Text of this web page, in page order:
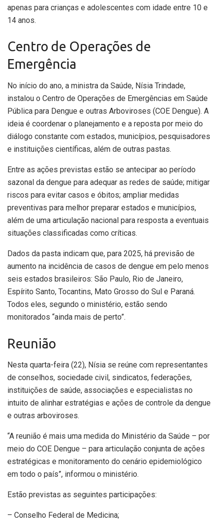
apenas para crianças e adolescentes com idade entre 10 e
14 anos.
Centro de Operações de
Emergência
No início do ano, a ministra da Saúde, Nísia Trindade,
instalou o Centro de Operações de Emergências em Saúde
Pública para Dengue e outras Arboviroses (COE Dengue). A
ideia é coordenar o planejamento e a reposta por meio do
diálogo constante com estados, municípios, pesquisadores
e instituições científicas, além de outras pastas.
Entre as ações previstas estão se antecipar ao período
sazonal da dengue para adequar as redes de saúde; mitigar
riscos para evitar casos e óbitos; ampliar medidas
preventivas para melhor preparar estados e municípios,
além de uma articulação nacional para resposta a eventuais
situações classificadas como críticas.
Dados da pasta indicam que, para 2025, há previsão de
aumento na incidência de casos de dengue em pelo menos
seis estados brasileiros: São Paulo, Rio de Janeiro,
Espírito Santo, Tocantins, Mato Grosso do Sul e Paraná.
Todos eles, segundo o ministério, estão sendo
monitorados “ainda mais de perto”.
Reunião
Nesta quarta-feira (22), Nísia se reúne com representantes
de conselhos, sociedade civil, sindicatos, federações,
instituições de saúde, associações e especialistas no
intuito de alinhar estratégias e ações de controle da dengue
e outras arboviroses.
“A reunião é mais uma medida do Ministério da Saúde – por
meio do COE Dengue – para articulação conjunta de ações
estratégicas e monitoramento do cenário epidemiológico
em todo o país”, informou o ministério.
Estão previstas as seguintes participações:
– Conselho Federal de Medicina;